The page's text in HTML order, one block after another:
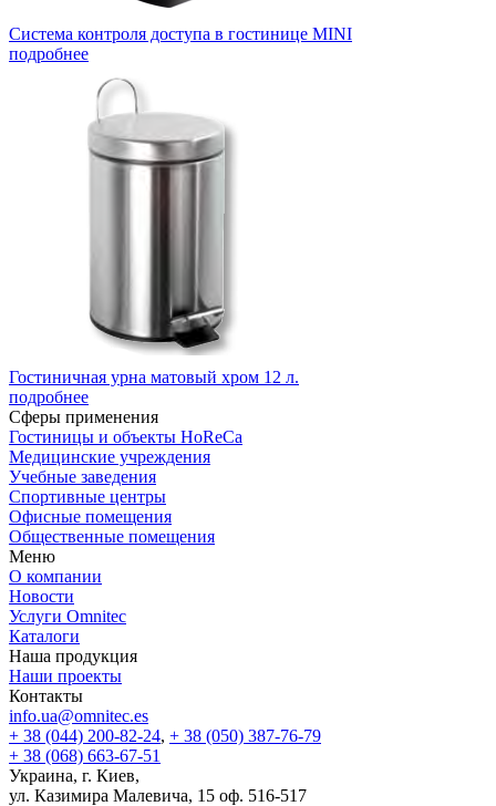
Система контроля доступа в гостинице MINI
подробнее
Гостиничная урна матовый хром 12 л.
подробнее
Сферы применения
Гостиницы и объекты HoReCa
Медицинские учреждения
Учебные заведения
Спортивные центры
Офисные помещения
Общественные помещения
Меню
О компании
Новости
Услуги Omnitec
Каталоги
Наша продукция
Наши проекты
Контакты
info.ua@omnitec.es
+ 38 (044) 200-82-24, + 38 (050) 387-76-79
+ 38 (068) 663-67-51
Украина, г. Киев,
ул. Казимира Малевича, 15 оф. 516-517